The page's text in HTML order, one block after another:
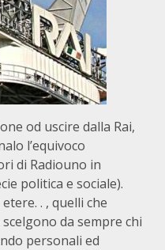
od uscire dalla Rai,
l’equivoco
di Radiouno in
politica e sociale).
. , quelli che
da sempre chi
personali ed